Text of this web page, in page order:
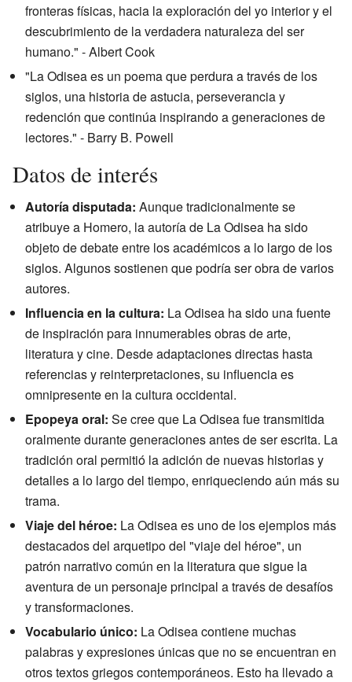
fronteras físicas, hacia la exploración del yo interior y el
descubrimiento de la verdadera naturaleza del ser
humano." - Albert Cook
"La Odisea es un poema que perdura a través de los
siglos, una historia de astucia, perseverancia y
redención que continúa inspirando a generaciones de
lectores." - Barry B. Powell
Datos de interés
Autoría disputada: Aunque tradicionalmente se
atribuye a Homero, la autoría de La Odisea ha sido
objeto de debate entre los académicos a lo largo de los
siglos. Algunos sostienen que podría ser obra de varios
autores.
Influencia en la cultura: La Odisea ha sido una fuente
de inspiración para innumerables obras de arte,
literatura y cine. Desde adaptaciones directas hasta
referencias y reinterpretaciones, su influencia es
omnipresente en la cultura occidental.
Epopeya oral: Se cree que La Odisea fue transmitida
oralmente durante generaciones antes de ser escrita. La
tradición oral permitió la adición de nuevas historias y
detalles a lo largo del tiempo, enriqueciendo aún más su
trama.
Viaje del héroe: La Odisea es uno de los ejemplos más
destacados del arquetipo del "viaje del héroe", un
patrón narrativo común en la literatura que sigue la
aventura de un personaje principal a través de desafíos
y transformaciones.
Vocabulario único: La Odisea contiene muchas
palabras y expresiones únicas que no se encuentran en
otros textos griegos contemporáneos. Esto ha llevado a